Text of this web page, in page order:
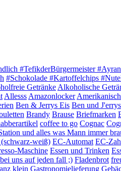
#TefikderBürgermeister
#Schokolade #Kartoffelchips
Getränke Alkoholische
Allesss Amazonlocker
Ben & Jerrys Eis Ben und J'errys
Brandy Brause Briefmarken
coffee to go Cognac
und alles was Mann immer
weiß) EC-Automat EC-
Maschine Essen und Trinken
uns auf jeden fall ;) Fladenbrot
klein Gastronomielieferung